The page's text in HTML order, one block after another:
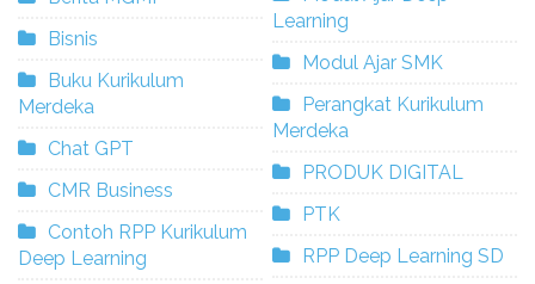
Bisnis
Buku Kurikulum
Merdeka
Chat GPT
CMR Business
Contoh RPP Kurikulum
Deep Learning
Learning
Modul Ajar SMK
Perangkat Kurikulum
Merdeka
PRODUK DIGITAL
PTK
RPP Deep Learning SD